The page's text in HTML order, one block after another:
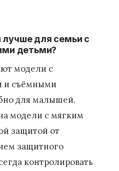
лучше для семьи с
детьми?
модели с
и съёмными
для малышей.
модели с мягким
защитой от
защитного
контролировать